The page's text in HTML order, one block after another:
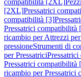
compatibilità [2XL]
[2XL]Pressatrici
compatibilità [3]
Pressatrici compatibilità
ricambio per Attrezzi
pressioneStrumenti di
per Pressatrici
Pressatrici compatibilità
ricambio per Pressatrici